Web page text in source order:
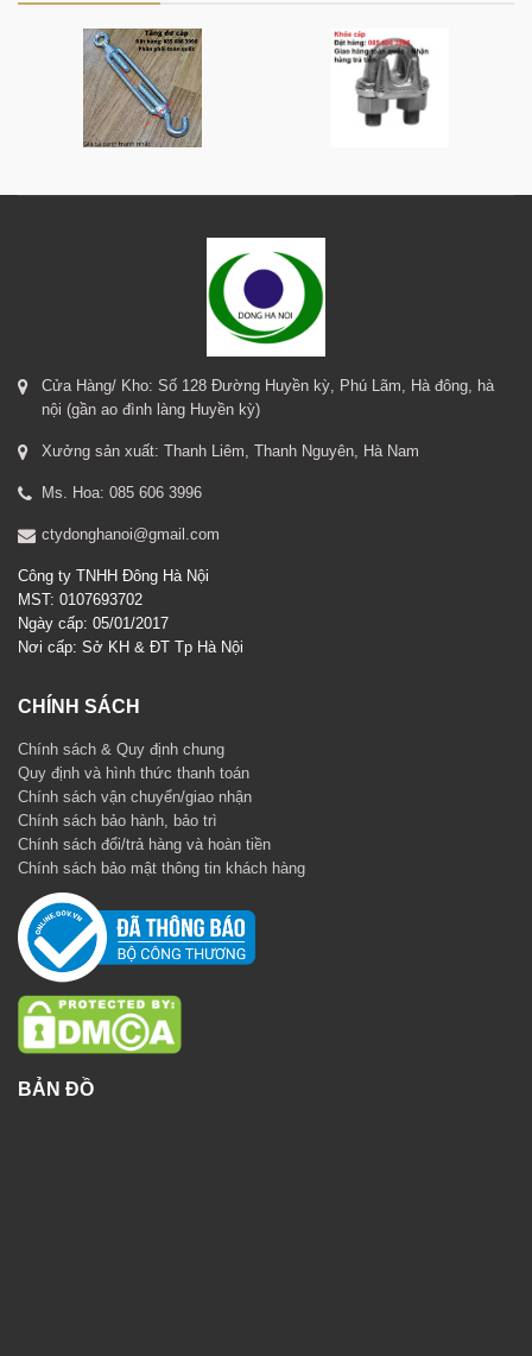
Cửa Hàng/ Kho: Số 128 Đường Huyền kỳ, Phú Lãm, Hà đông, hà
nội (gần ao đình làng Huyền kỳ)
Xưởng sản xuất: Thanh Liêm, Thanh Nguyên, Hà Nam
Ms. Hoa: 085 606 3996
ctydonghanoi@gmail.com
Công ty TNHH Đông Hà Nội
MST: 0107693702
Ngày cấp: 05/01/2017
Nơi cấp: Sở KH & ĐT Tp Hà Nội
CHÍNH SÁCH
Chính sách & Quy định chung
Quy định và hình thức thanh toán
Chính sách vận chuyển/giao nhận
Chính sách bảo hành, bảo trì
Chính sách đổi/trả hàng và hoàn tiền
Chính sách bảo mật thông tin khách hàng
BẢN ĐỒ